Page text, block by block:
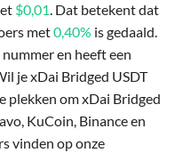
$0,01. Dat betekent dat
met0,40% is gedaald.
en heeft een
je xDai Bridged USDT
plekken om xDai Bridged
KuCoin, Binance en
vinden op onze